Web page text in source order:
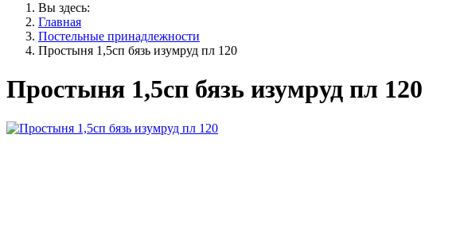
Вы здесь:
Главная
Постельные принадлежности
Простыня 1,5сп бязь изумруд пл 120
Простыня 1,5сп бязь изумруд пл 120